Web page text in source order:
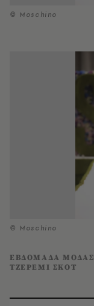
© Moschino
© Moschino
ΕΒΔΟΜΑΔΑ ΜΟΔΑΣ
ΤΖΕΡΕΜΙ ΣΚΟΤ